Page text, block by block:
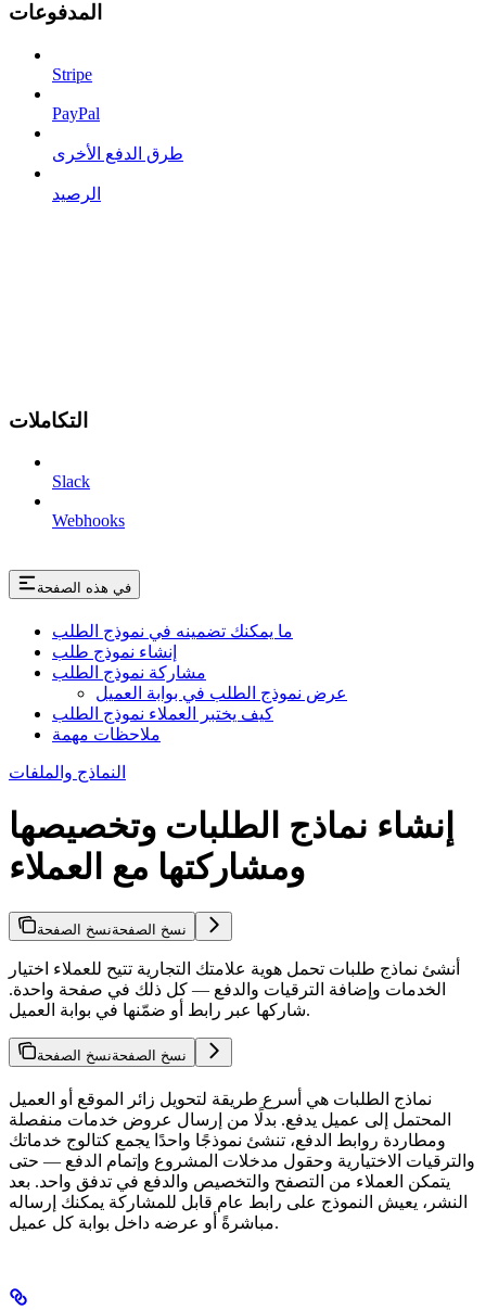
المدفوعات
Stripe
PayPal
طرق الدفع الأخرى
الرصيد
التكاملات
Slack
Webhooks
في هذه الصفحة
ما يمكنك تضمينه في نموذج الطلب
إنشاء نموذج طلب
مشاركة نموذج الطلب
عرض نموذج الطلب في بوابة العميل
كيف يختبر العملاء نموذج الطلب
ملاحظات مهمة
النماذج والملفات
إنشاء نماذج الطلبات وتخصيصها
ومشاركتها مع العملاء
نسخ الصفحةنسخ الصفحة
أنشئ نماذج طلبات تحمل هوية علامتك التجارية تتيح للعملاء اختيار
الخدمات وإضافة الترقيات والدفع — كل ذلك في صفحة واحدة.
شاركها عبر رابط أو ضمّنها في بوابة العميل.
نسخ الصفحةنسخ الصفحة
نماذج الطلبات هي أسرع طريقة لتحويل زائر الموقع أو العميل
المحتمل إلى عميل يدفع. بدلًا من إرسال عروض خدمات منفصلة
ومطاردة روابط الدفع، تنشئ نموذجًا واحدًا يجمع كتالوج خدماتك
والترقيات الاختيارية وحقول مدخلات المشروع وإتمام الدفع — حتى
يتمكن العملاء من التصفح والتخصيص والدفع في تدفق واحد. بعد
النشر، يعيش النموذج على رابط عام قابل للمشاركة يمكنك إرساله
مباشرةً أو عرضه داخل بوابة كل عميل.